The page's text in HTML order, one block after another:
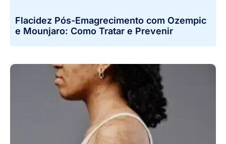
Flacidez Pós-Emagrecimento com Ozempic
e Mounjaro: Como Tratar e Prevenir